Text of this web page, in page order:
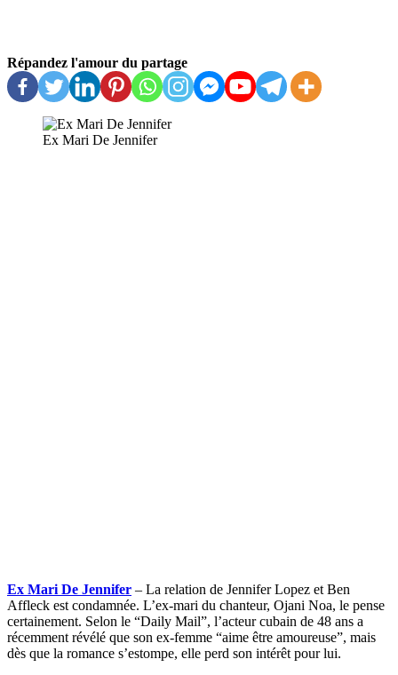
Répandez l'amour du partage
Ex Mari De Jennifer
Ex Mari De Jennifer – La relation de Jennifer Lopez et Ben
Affleck est condamnée. L’ex-mari du chanteur, Ojani Noa, le pense
certainement. Selon le “Daily Mail”, l’acteur cubain de 48 ans a
récemment révélé que son ex-femme “aime être amoureuse”, mais
dès que la romance s’estompe, elle perd son intérêt pour lui.